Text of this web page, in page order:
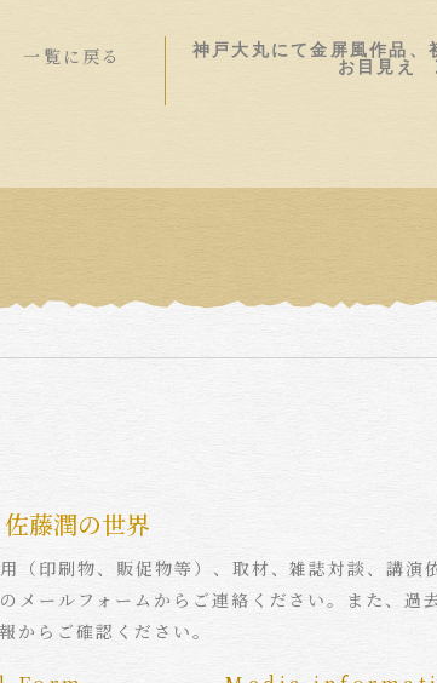
一覧に戻る
神戸大丸にて金屏風作品、
お目見え
藤潤の世界
（印刷物、販促物等）、取材、雑誌対談、講演
メールフォームからご連絡ください。また、過
からご確認ください。